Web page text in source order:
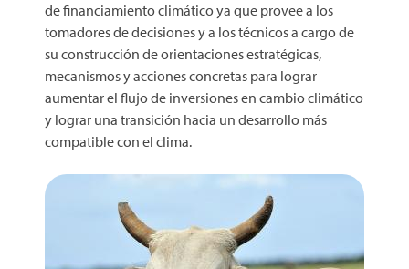
de financiamiento climático ya que provee a los
tomadores de decisiones y a los técnicos a cargo de
su construcción de orientaciones estratégicas,
mecanismos y acciones concretas para lograr
aumentar el flujo de inversiones en cambio climático
y lograr una transición hacia un desarrollo más
compatible con el clima.